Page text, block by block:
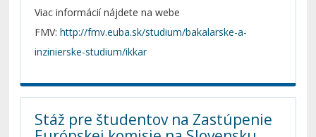
Viac informácií nájdete na webe
FMV:http://fmv.euba.sk/studium/bakalarske-a-
inzinierske-studium/ikkar
Stáž pre študentov na Zastúpenie